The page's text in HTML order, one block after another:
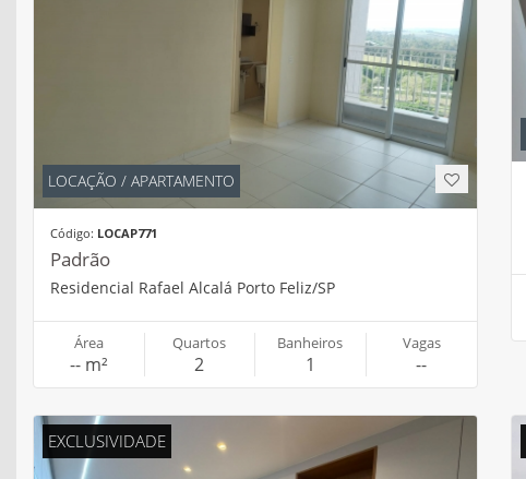
LOCAÇÃO / APARTAMENTO
Código: LOCAP771
Padrão
Residencial Rafael Alcalá Porto Feliz/SP
Área
-- m²
Quartos
2
Banheiros
1
Vagas
--
EXCLUSIVIDADE